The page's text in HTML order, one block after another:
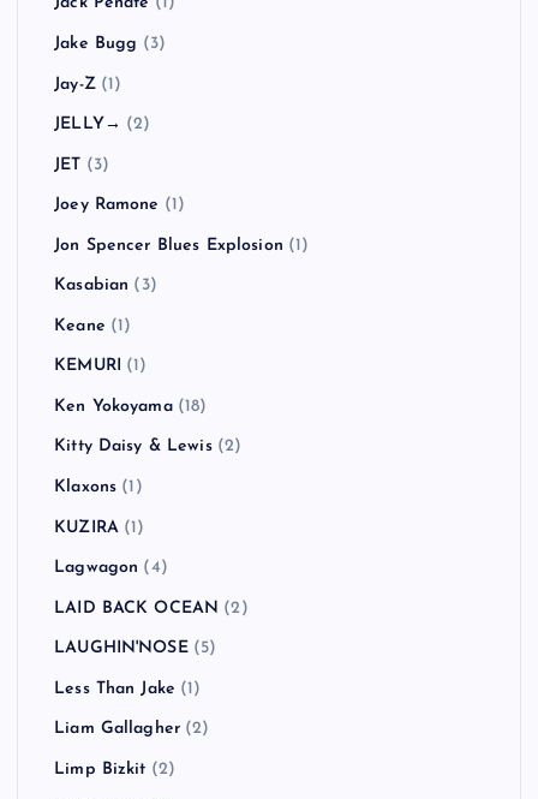
Jake Bugg (3)
Jay-Z(1)
JELLY→ (2)
JET (3)
Joey Ramone (1)
Jon Spencer Blues Explosion (1)
Kasabian (3)
Keane (1)
KEMURI (1)
Ken Yokoyama(18)
Kitty Daisy & Lewis(2)
Klaxons (1)
KUZIRA(1)
Lagwagon (4)
LAID BACK OCEAN (2)
LAUGHIN'NOSE(5)
Less Than Jake (1)
Liam Gallagher (2)
Limp Bizkit (2)